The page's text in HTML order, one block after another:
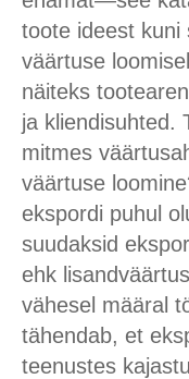
toote ideest kuni
väärtuse
näiteks
ja kliendisuhted.
mitmes
väärtuse
ekspordi puhul
suudaksid
ehk
vähesel määral
tähendab, et
teenustes